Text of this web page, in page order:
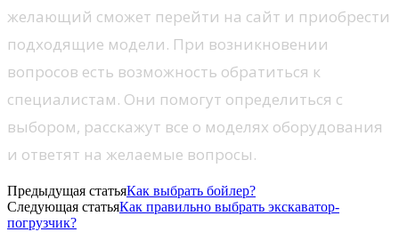
желающий сможет перейти на сайт и приобрести
подходящие модели. При возникновении
вопросов есть возможность обратиться к
специалистам. Они помогут определиться с
выбором, расскажут все о моделях оборудования
и ответят на желаемые вопросы.
Предыдущая статьяКак выбрать бойлер?
Следующая статьяКак правильно выбрать экскаватор-
погрузчик?